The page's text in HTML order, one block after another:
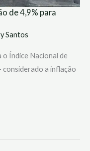
de 4,9% para
Santos
Índice Nacional de
considerado a inflação